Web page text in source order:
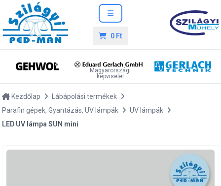
0 Ft
Magyarországi
képviselet
Kezdőlap
Lábápolási termékek
Parafin gépek, Gyantázás, UV lámpák
UV lámpák
LED UV lámpa SUN mini